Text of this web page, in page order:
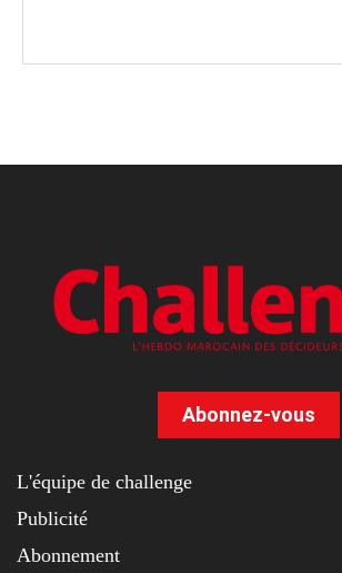
Abonnez-vous
L'équipe de challenge
Publicité
Abonnement